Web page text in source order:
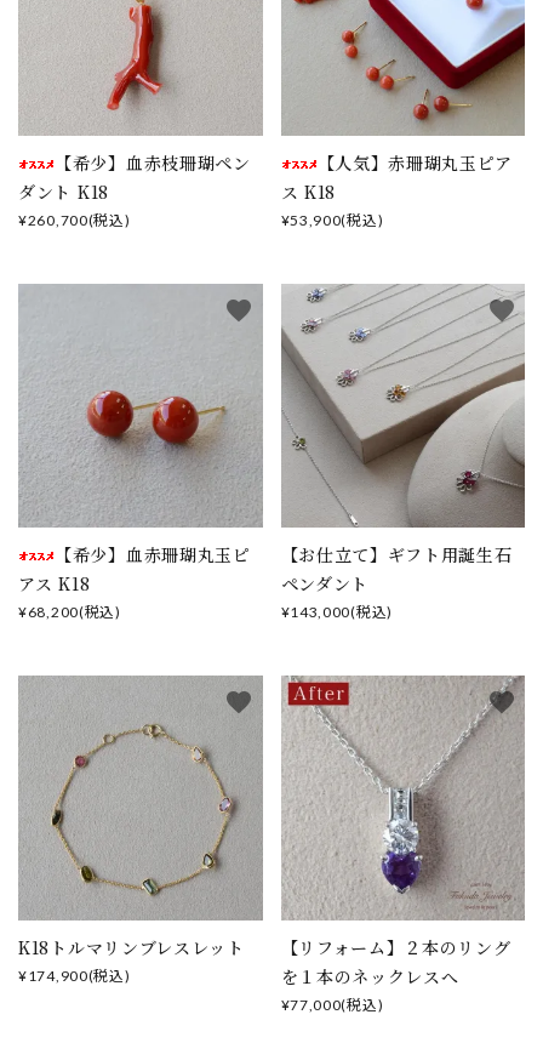
【希少】血赤枝珊瑚ペン
ダント K18
¥260,700(税込)
【人気】赤珊瑚丸玉ピア
ス K18
¥53,900(税込)
【希少】血赤珊瑚丸玉ピ
アス K18
¥68,200(税込)
favorite
【お仕立て】ギフト用誕生石
ペンダント
¥143,000(税込)
favorite
K18トルマリンブレスレット
¥174,900(税込)
favorite
【リフォーム】２本のリング
を１本のネックレスへ
¥77,000(税込)
favorite